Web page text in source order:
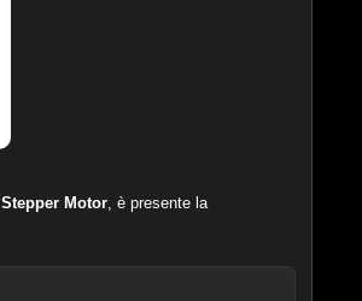
Stepper Motor, è presente la